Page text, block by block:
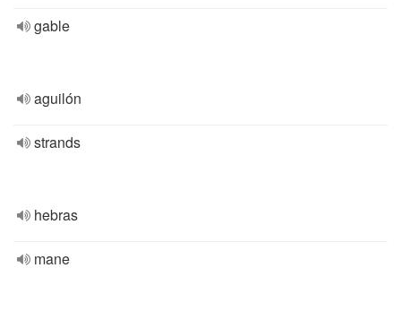
gable
aguilón
strands
hebras
mane